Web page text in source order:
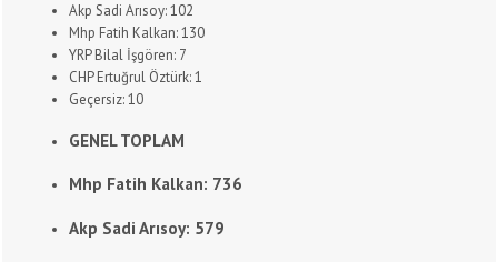
Akp Sadi Arısoy: 102
Mhp Fatih Kalkan: 130
YRP Bilal İşgören: 7
CHP Ertuğrul Öztürk: 1
Geçersiz: 10
GENEL TOPLAM
Mhp Fatih Kalkan: 736
Akp Sadi Arısoy: 579